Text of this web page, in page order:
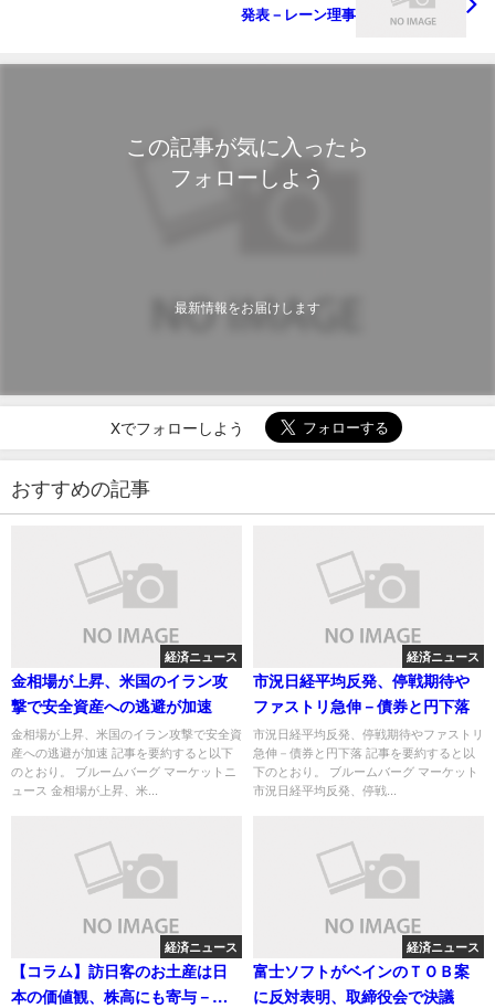
発表－レーン理事
この記事が気に入ったら
フォローしよう
最新情報をお届けします
Xでフォローしよう
おすすめの記事
経済ニュース
金相場が上昇、米国のイラン攻
撃で安全資産への逃避が加速
金相場が上昇、米国のイラン攻撃で安全資
産への逃避が加速 記事を要約すると以下
のとおり。 ブルームバーグ マーケットニ
ュース 金相場が上昇、米...
経済ニュース
市況日経平均反発、停戦期待や
ファストリ急伸－債券と円下落
市況日経平均反発、停戦期待やファストリ
急伸－債券と円下落 記事を要約すると以
下のとおり。 ブルームバーグ マーケット
市況日経平均反発、停戦...
経済ニュース
【コラム】訪日客のお土産は日
本の価値観、株高にも寄与－リ
経済ニュース
富士ソフトがベインのＴＯＢ案
に反対表明、取締役会で決議